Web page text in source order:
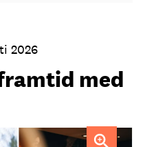
2026
med